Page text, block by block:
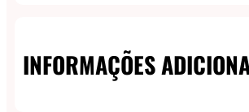
INFORMAÇÕES